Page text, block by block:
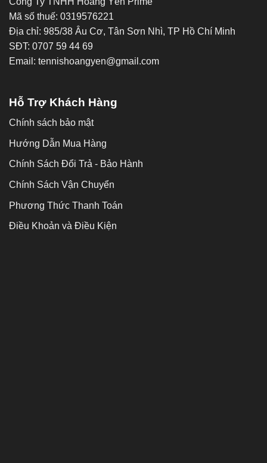
Mã số thuế: 0319576221
Địa chỉ: 985/38 Âu Cơ, Tân Sơn Nhì, TP Hồ Chí Minh
SĐT: 0707 59 44 69
Email: tennishoangyen@gmail.com
Hỗ Trợ Khách Hàng
Chính sách bảo mật
Hướng Dẫn Mua Hàng
Chính Sách Đổi Trả - Bảo Hành
Chính Sách Vận Chuyển
Phương Thức Thanh Toán
Điều Khoản và Điều Kiện